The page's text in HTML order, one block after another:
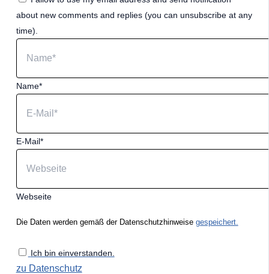
about new comments and replies (you can unsubscribe at any
time).
Name*
E-Mail*
Webseite
Die Daten werden gemäß der Datenschutzhinweise gespeichert.
Ich bin einverstanden.
zu Datenschutz